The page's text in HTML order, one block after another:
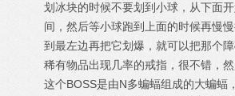
划冰块的时候不要划到小球，从下面
间，然后等小球跑到上面的时候再慢
到最左边再把它划爆，就可以把那个
稀有物品出现几率的戒指，很不错，
这个BOSS是由N多蝙蝠组成的大蝙蝠